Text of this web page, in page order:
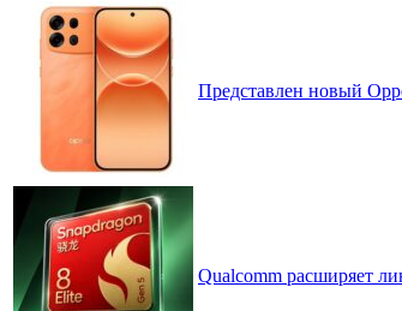
Представлен новый
Qualcomm расширяет